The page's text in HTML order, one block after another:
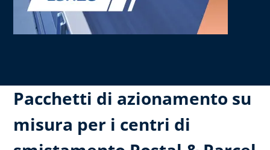
Pacchetti di azionamento su
misura per i centri di